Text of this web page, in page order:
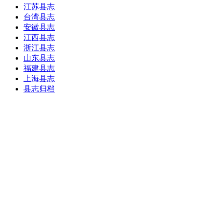
江苏县志
台湾县志
安徽县志
江西县志
浙江县志
山东县志
福建县志
上海县志
县志归档